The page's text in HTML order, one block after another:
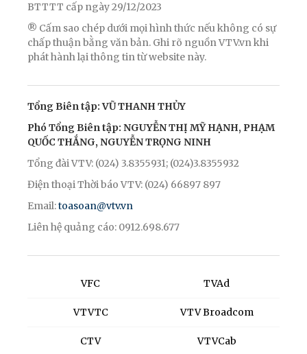
BTTTT cấp ngày 29/12/2023
® Cấm sao chép dưới mọi hình thức nếu không có sự
chấp thuận bằng văn bản. Ghi rõ nguồn VTV.vn khi
phát hành lại thông tin từ website này.
Tổng Biên tập: VŨ THANH THỦY
Phó Tổng Biên tập: NGUYỄN THỊ MỸ HẠNH, PHẠM
QUỐC THẮNG, NGUYỄN TRỌNG NINH
Tổng đài VTV: (024) 3.8355931; (024)3.8355932
Điện thoại Thời báo VTV: (024) 66897 897
Email:toasoan@vtv.vn
Liên hệ quảng cáo: 0912.698.677
VFC
VTVTC
CTV
TVAd
VTV Broadcom
VTVCab